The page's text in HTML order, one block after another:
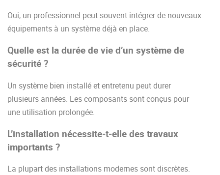
Oui, un professionnel peut souvent intégrer de nouveaux
équipements à un système déjà en place.
Quelle est la durée de vie d’un système de
sécurité ?
Un système bien installé et entretenu peut durer
plusieurs années. Les composants sont conçus pour
une utilisation prolongée.
L’installation nécessite-t-elle des travaux
importants ?
La plupart des installations modernes sont discrètes.